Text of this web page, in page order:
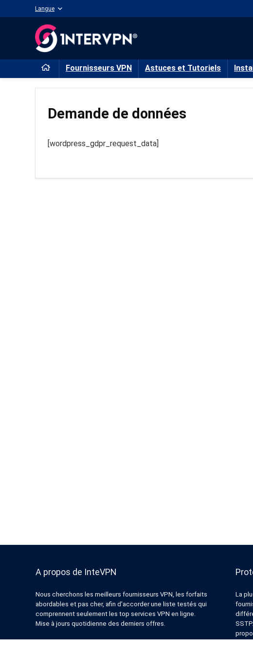
Langue
Fournisseurs VPN Astuces et Tutoriels
Demande de données
[wordpress_gdpr_request_data]
A propos de InteVPN
Nous cherchons les meilleurs fournisseurs VPN, les forfaits
abordables et pas cher, afin d’accorder une liste testés qui
comprennent seulement les top services VPN en ligne.
Mise à jours quotidienne des derniers offres.
La